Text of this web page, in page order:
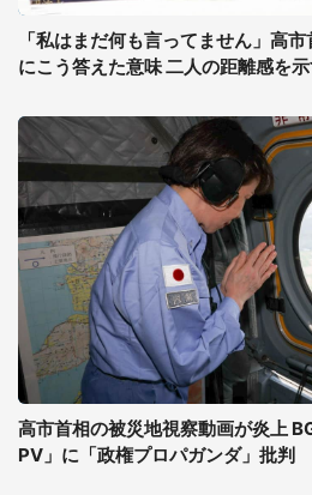
「私はまだ何も言ってません」高
にこう答えた意味 二人の距離感を
高市首相の被災地視察動画が炎上
PV」に「政権プロパガンダ」批判